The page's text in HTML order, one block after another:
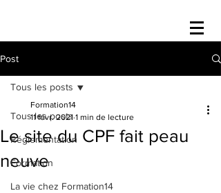
Post
Tous les posts
Réglementation
Formation
La vie chez Formation14
Tous les posts
Le site du CPF fait peau
neuve
Formation14
11 févr. 2021 1 min de lecture